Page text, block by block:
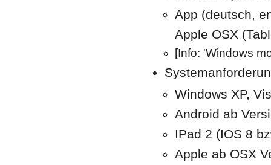
App (deutsch,
Apple OSX
[Info: 'Windows
Windows XP,
Android ab
IPad 2 (IOS 8
Apple ab OSX